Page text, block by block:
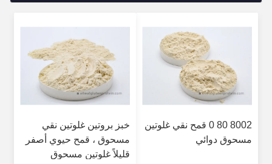
8002 80 0 قمح نقي غلوتين
مسحوق دوائي
خبز بروتين غلوتين نقي
مسحوق ، قمح حيوي أصفر
قليلاً غلوتين مسحوق